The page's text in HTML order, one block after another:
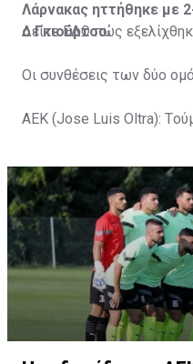
Λάρνακας ηττήθηκε με
ο Γκιούρτσο.
ΔείτεΕΔΩπώς
Οι συνθέσεις των δύο
ΑΕΚ (Jose Luis Oltra):
Gyurcso), Κaptoum (46'
Tomovic), Aνδρέου (65'
Τζιωρτζής (65' Faraj),
Στον πάγκο: Piric,
Faraj, Lopes, Angel,
Gonzalez, Guyrcso,
Κisvarda FC (Milos
Lippai, Alic, Kormendi,